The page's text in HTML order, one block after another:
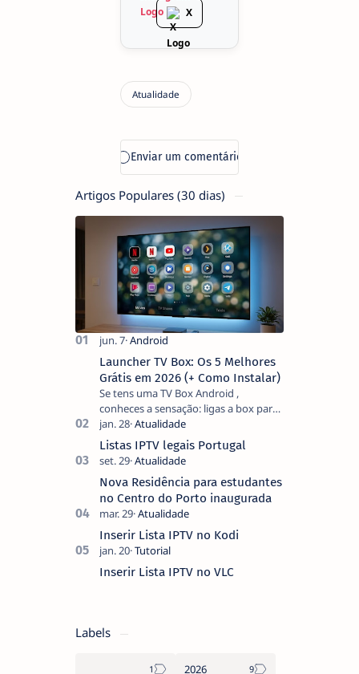
X
Artigos Populares (30 dias)
Launcher TV Box: Os 5 Melhores
Grátis em 2026 (+ Como Instalar)
Se tens uma TV Box Android ,
conheces a sensação: ligas a box para
ver um filme e o ecrã inicial está
coberto de sugestões que não
pediste, ban…
Listas IPTV legais Portugal
Nova Residência para estudantes
no Centro do Porto inaugurada
Inserir Lista IPTV no Kodi
Inserir Lista IPTV no VLC
Labels
2026